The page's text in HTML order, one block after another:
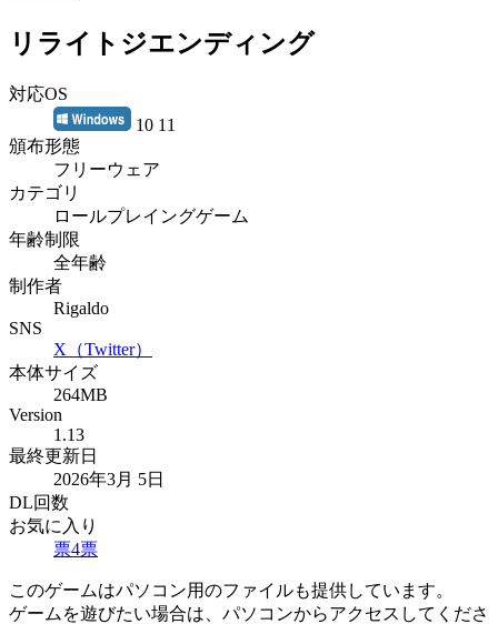
リライトジエンディング
対応OS
10 11
頒布形態
フリーウェア
カテゴリ
ロールプレイングゲーム
年齢制限
全年齢
制作者
Rigaldo
SNS
X（Twitter）
本体サイズ
264MB
Version
1.13
最終更新日
2026年3月 5日
DL回数
お気に入り
票4票
このゲームはパソコン用のファイルも提供しています。
ゲームを遊びたい場合は、パソコンからアクセスしてくださ